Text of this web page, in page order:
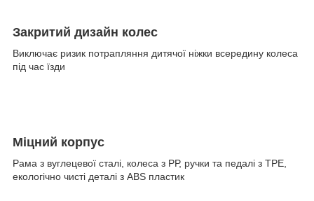
Закритий дизайн колес
Виключає ризик потрапляння дитячої ніжки всередину колеса
під час їзди
Міцний корпус
Рама з вуглецевої сталі, колеса з РР, ручки та педалі з TPE,
екологічно чисті деталі з ABS пластик